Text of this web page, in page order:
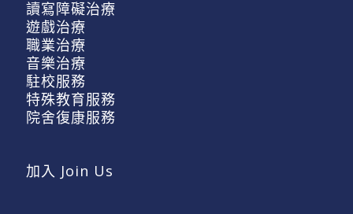
讀寫障礙治療
遊戲治療
職業治療
音樂治療
駐校服務
特殊教育服務
院舍復康服務
加入 Join Us